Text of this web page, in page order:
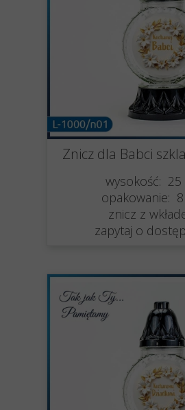
Znicz dla Babci
wysokość: 25
opakowanie:
znicz z
zapytaj o